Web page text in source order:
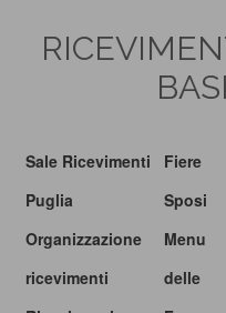
Sale Ricevimenti
Puglia
Organizzazione
ricevimenti
Fiere
Sposi
Menu
delle